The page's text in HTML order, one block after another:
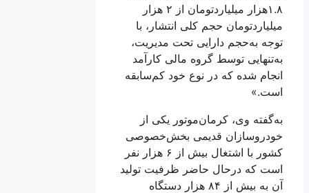
۱.۸هزار میلیاردتومان از ۲ هزار
میلیاردتومان حجم کلی انتشار، با
توجه به‌حجم دارایی تحت مدیریت،
به‌تنهایی توسط گروه مالی کارآمد
انجام شده که در نوع خود کم‌سابقه
است.»
به‌گفته وی، کرمان‌موتور یکی از
خودروسازان قدیمی بخش‌خصوصی
کشور با اشتغال بیش از ۶ هزار نفر
است که درحال ‌حاضر ظرفیت تولید
آن به بیش از ۸۴ هزار دستگاه